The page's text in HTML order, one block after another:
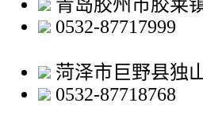
青岛胶州市胶莱
0532-87717999
菏泽市巨野县独
0532-87718768